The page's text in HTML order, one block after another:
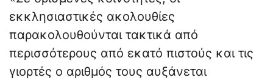
εκκλησιαστικές ακολουθίες
παρακολουθούνται τακτικά από
περισσότερους από εκατό πιστούς και τις
γιορτές ο αριθμός τους αυξάνεται